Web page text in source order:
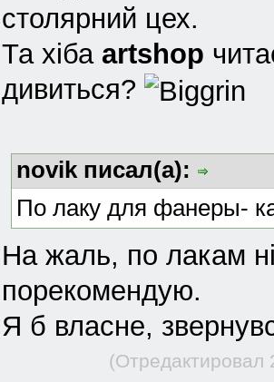
столярний цех.
Та хіба artshop
дивиться?
novik писал(а):
По лаку для фанеры-
На жаль, по лакам
порекомендую.
Я б власне,